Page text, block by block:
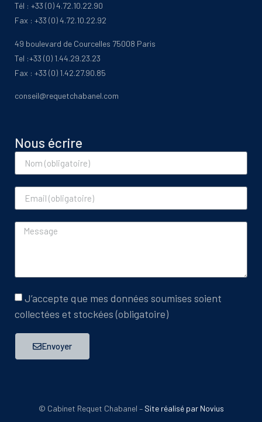
Tél : +33 (0) 4.72.10.22.90
Fax : +33 (0) 4.72.10.22.92
49 boulevard de Courcelles 75008 Paris
Tel :+33 (0) 1.44.29.23.23
Fax : +33 (0) 1.42.27.90.85
conseil@requetchabanel.com
Nous écrire
J’accepte que mes données soumises soient
collectées et stockées (obligatoire)
Envoyer
© Cabinet Requet Chabanel – Site réalisé par Novius